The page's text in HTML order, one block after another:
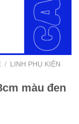
/ LINH PHỤ KIỆN
màu đen